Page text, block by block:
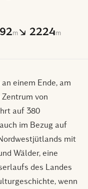
m ↘ 2224m
einem Ende, am
von
auf 380
im Bezug auf
mit
Wälder, eine
des Landes
wenn